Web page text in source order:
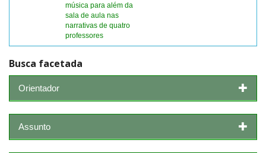
música para além da
sala de aula nas
narrativas de quatro
professores
Busca facetada
Orientador
Assunto